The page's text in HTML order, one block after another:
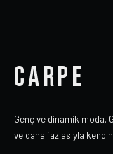
CARPE
Genç ve dinamik moda.
ve daha fazlasıyla